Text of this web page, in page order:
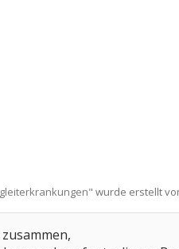
" wurde erstellt